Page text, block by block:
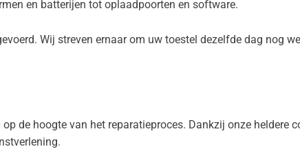
en batterijen tot oplaadpoorten en software.
Wij streven ernaar om uw toestel dezelfde dag nog
de hoogte van het reparatieproces. Dankzij onze heldere